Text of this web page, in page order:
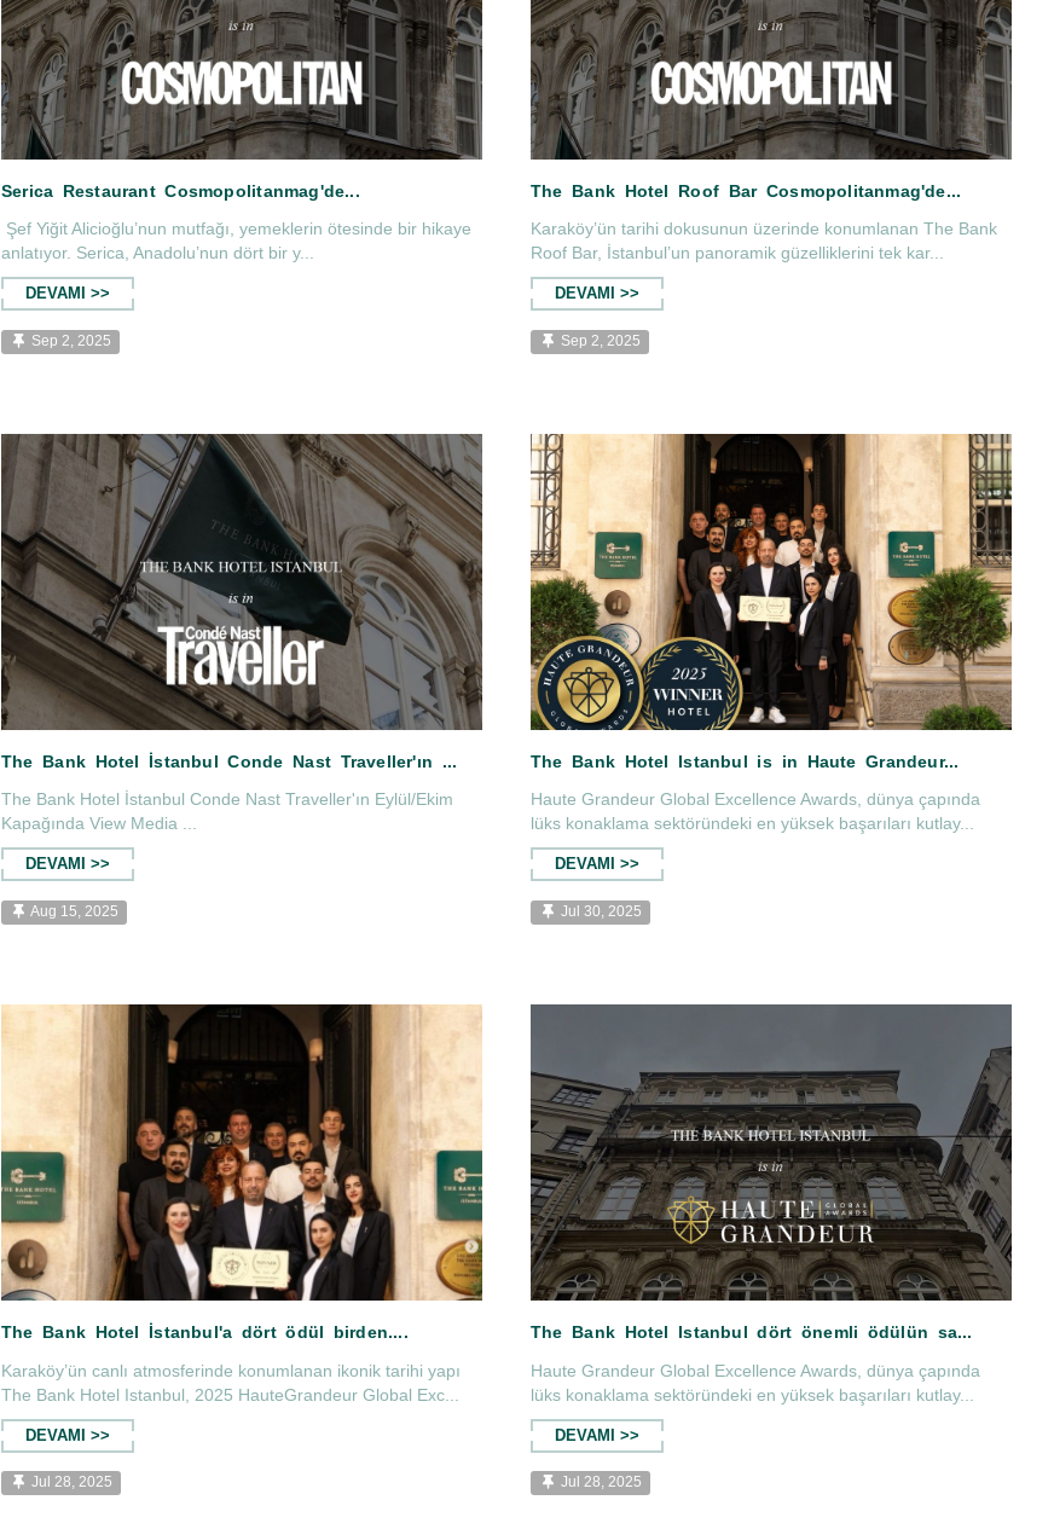
Serica Restaurant Cosmopolitanmag'de...
Şef Yiğit Alicioğlu’nun mutfağı, yemeklerin ötesinde bir hikaye
anlatıyor. Serica, Anadolu’nun dört bir y...
DEVAMI >>
Sep 2, 2025
The Bank Hotel Roof Bar
Karaköy’ün tarihi dokusunun üzerinde konumlanan The Bank
Roof Bar, İstanbul’un panoramik güzelliklerini tek kar...
DEVAMI >>
Sep 2, 2025
The Bank Hotel İstanbul Conde Nast Traveller'ın ...
The Bank Hotel İstanbul Conde Nast Traveller'ın Eylül/Ekim
Kapağında View Media ...
DEVAMI >>
Aug 15, 2025
The Bank Hotel Istanbul is in
Haute Grandeur Global Excellence Awards, dünya çapında
lüks konaklama sektöründeki en yüksek başarıları kutlay...
DEVAMI >>
Jul 30, 2025
Karaköy’ün canlı atmosferinde konumlanan ikonik tarihi yapı
The Bank Hotel Istanbul, 2025 HauteGrandeur Global Exc...
DEVAMI >>
Jul 28, 2025
Haute Grandeur Global Excellence Awards, dünya çapında
lüks konaklama sektöründeki en yüksek başarıları kutlay...
DEVAMI >>
Jul 28, 2025